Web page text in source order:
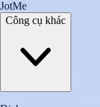
JotMe
Công cụ khác